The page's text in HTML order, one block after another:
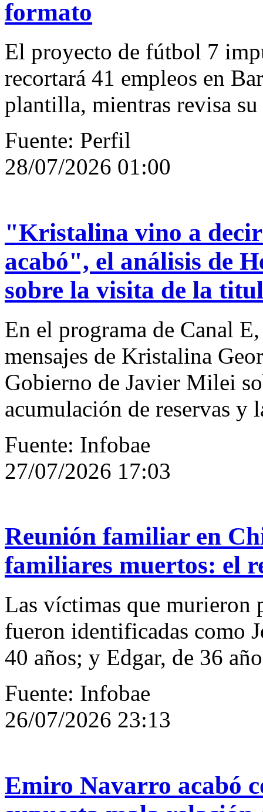
formato
El proyecto de fútbol 7
recortará 41 empleos en
plantilla, mientras revisa
Fuente: Perfil
28/07/2026 01:00
"Kristalina vino a
acabó", el análisis de
sobre la visita de la
En el programa de Canal
mensajes de Kristalina
Gobierno de Javier Milei
acumulación de reservas y
Fuente: Infobae
27/07/2026 17:03
Reunión familiar en
familiares muertos: el
Las víctimas que murieron
fueron identificadas como
40 años; y Edgar, de 36
Fuente: Infobae
26/07/2026 23:13
Emiro Navarro acabó